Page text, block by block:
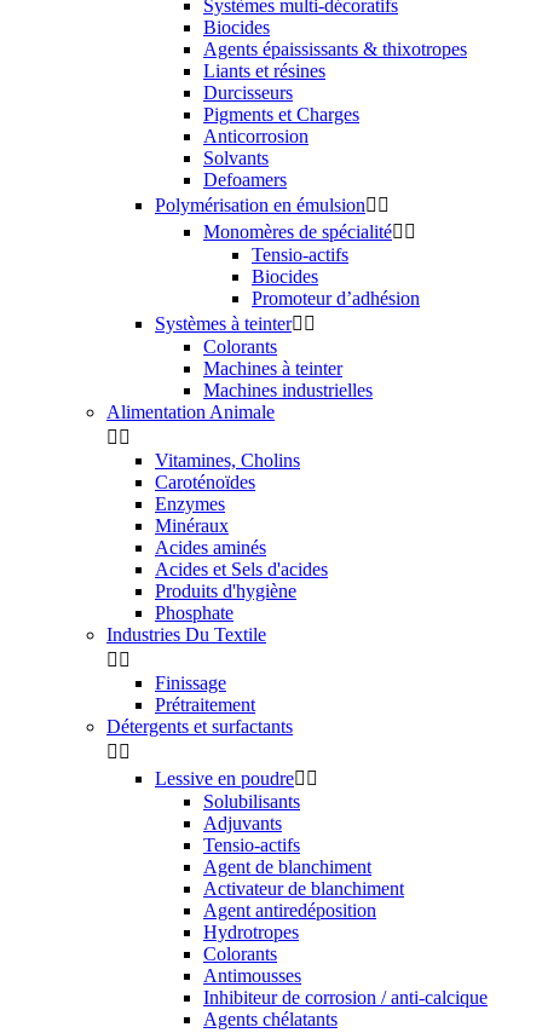
Systèmes multi-décoratifs
Biocides
Agents épaississants & thixotropes
Liants et résines
Durcisseurs
Pigments et Charges
Anticorrosion
Solvants
Defoamers
Polymérisation en émulsion 
Monomères de spécialité 
Tensio-actifs
Biocides
Promoteur d’adhésion
Systèmes à teinter 
Colorants
Machines à teinter
Machines industrielles
Alimentation Animale
 
Vitamines, Cholins
Caroténoïdes
Enzymes
Minéraux
Acides aminés
Acides et Sels d'acides
Produits d'hygiène
Phosphate
Industries Du Textile
 
Finissage
Prétraitement
Détergents et surfactants
 
Lessive en poudre 
Solubilisants
Adjuvants
Tensio-actifs
Agent de blanchiment
Activateur de blanchiment
Agent antiredéposition
Hydrotropes
Colorants
Antimousses
Inhibiteur de corrosion / anti-calcique
Agents chélatants